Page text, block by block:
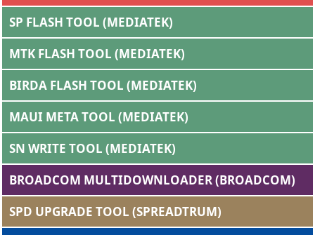
SP FLASH TOOL (MEDIATEK)
MTK FLASH TOOL (MEDIATEK)
BIRDA FLASH TOOL (MEDIATEK)
MAUI META TOOL (MEDIATEK)
SN WRITE TOOL (MEDIATEK)
BROADCOM MULTIDOWNLOADER (BROADCOM)
SPD UPGRADE TOOL (SPREADTRUM)